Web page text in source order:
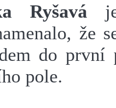
Ryšavá
že
do první
pole.